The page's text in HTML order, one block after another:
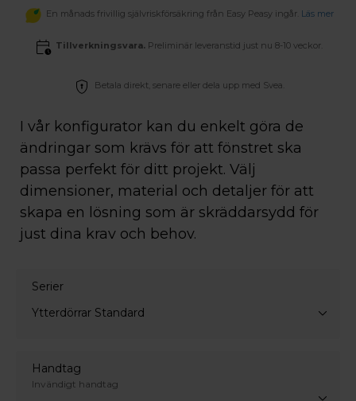
En månads frivillig självriskförsäkring från Easy Peasy ingår. Läs mer
Tillverkningsvara. Preliminär leveranstid just nu 8-10 veckor.
Betala direkt, senare eller dela upp med Svea.
I vår konfigurator kan du enkelt göra de
ändringar som krävs för att fönstret ska
passa perfekt för ditt projekt. Välj
dimensioner, material och detaljer för att
skapa en lösning som är skräddarsydd för
just dina krav och behov.
Serier
Ytterdörrar Standard
Handtag
Invändigt handtag